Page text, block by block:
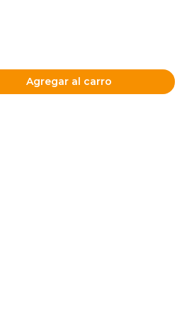
Agregar al carro